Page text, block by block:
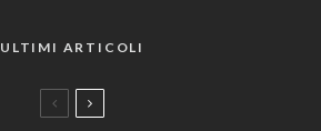
ULTIMI ARTICOLI